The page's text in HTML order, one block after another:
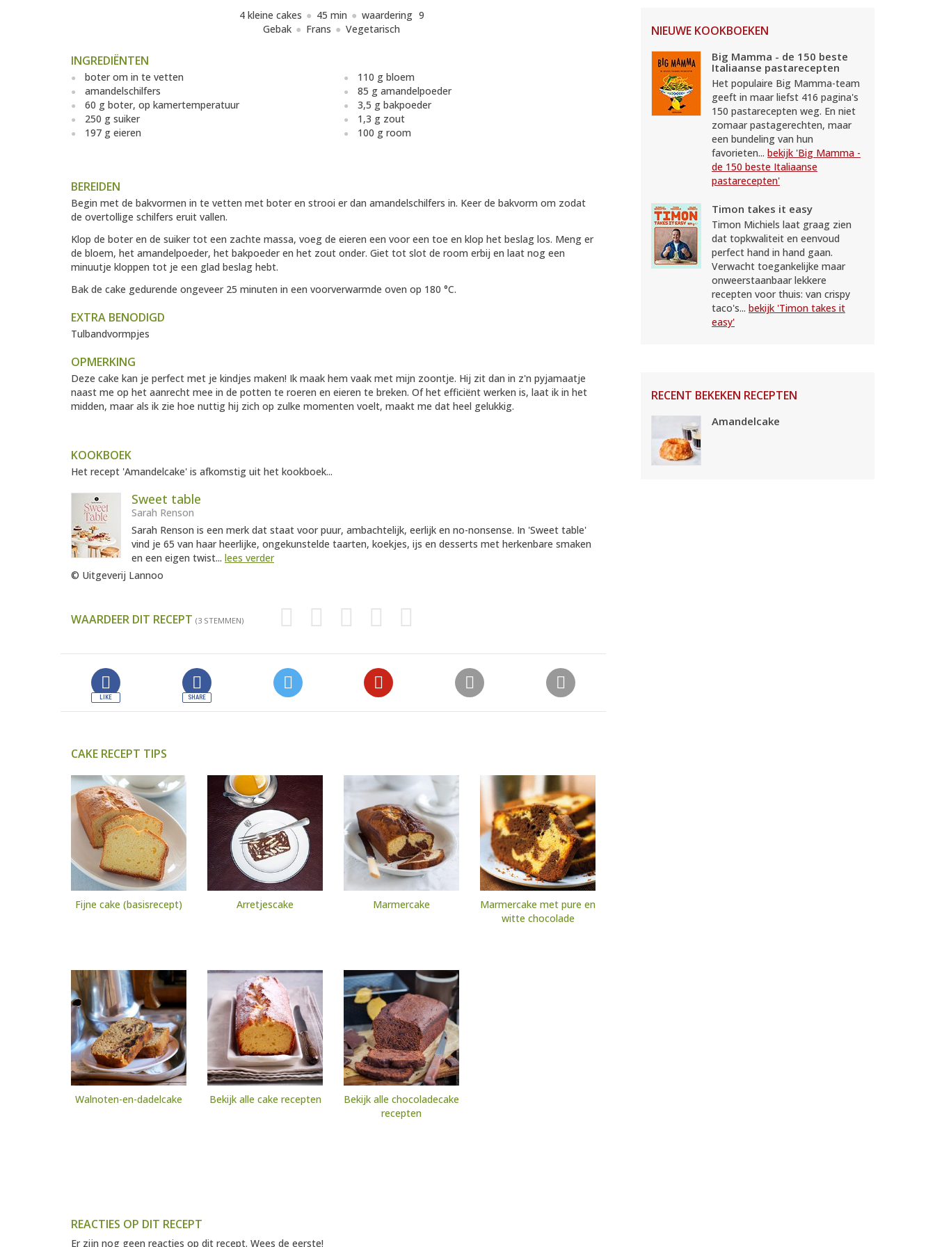
4 kleine cakes 45 min waardering 9
Gebak
Frans Vegetarisch
INGREDIËNTEN
boter om in te vetten
amandelschilfers
60 g boter, op kamertemperatuur
250 g suiker
197 g eieren
110 g bloem
85 g amandelpoeder
3,5 g bakpoeder
1,3 g zout
100 g room
BEREIDEN
Begin met de bakvormen in te vetten met boter en strooi er dan amandelschilfers in. Keer de bakvorm om zodat
de overtollige schilfers eruit vallen.
Klop de boter en de suiker tot een zachte massa, voeg de eieren een voor een toe en klop het beslag los. Meng er
de bloem, het amandelpoeder, het bakpoeder en het zout onder. Giet tot slot de room erbij en laat nog een
minuutje kloppen tot je een glad beslag hebt.
Bak de cake gedurende ongeveer 25 minuten in een voorverwarmde oven op 180 °C.
EXTRA BENODIGD
Tulbandvormpjes
OPMERKING
Deze cake kan je perfect met je kindjes maken! Ik maak hem vaak met mijn zoontje. Hij zit dan in z'n pyjamaatje
naast me op het aanrecht mee in de potten te roeren en eieren te breken. Of het efficiënt werken is, laat ik in het
midden, maar als ik zie hoe nuttig hij zich op zulke momenten voelt, maakt me dat heel gelukkig.
KOOKBOEK
Het recept 'Amandelcake' is afkomstig uit het kookboek...
Sweet table
Sarah Renson
Sarah Renson is een merk dat staat voor puur, ambachtelijk, eerlijk en no-nonsense. In 'Sweet table'
vind je 65 van haar heerlijke, ongekunstelde taarten, koekjes, ijs en desserts met herkenbare smaken
en een eigen twist... lees verder
© Uitgeverij Lannoo
WAARDEER DIT RECEPT (3 STEMMEN)
CAKE RECEPT TIPS
Fijne cake (basisrecept) Arretjescake Marmercake
Marmercake met pure en
witte chocolade
Walnoten-en-dadelcake Bekijk alle cake recepten
Bekijk alle chocoladecake
recepten
REACTIES OP DIT RECEPT
Er zijn nog geen reacties op dit recept. Wees de eerste!
NIEUWE KOOKBOEKEN
Big Mamma - de 150 beste
Italiaanse pastarecepten
Het populaire Big Mamma-team
geeft in maar liefst 416 pagina's
150 pastarecepten weg. En niet
zomaar pastagerechten, maar
een bundeling van hun
favorieten... bekijk 'Big Mamma -
de 150 beste Italiaanse
pastarecepten'
Timon takes it easy
Timon Michiels laat graag zien
dat topkwaliteit en eenvoud
perfect hand in hand gaan.
Verwacht toegankelijke maar
onweerstaanbaar lekkere
recepten voor thuis: van crispy
taco's... bekijk 'Timon takes it
easy'
RECENT BEKEKEN RECEPTEN
Amandelcake